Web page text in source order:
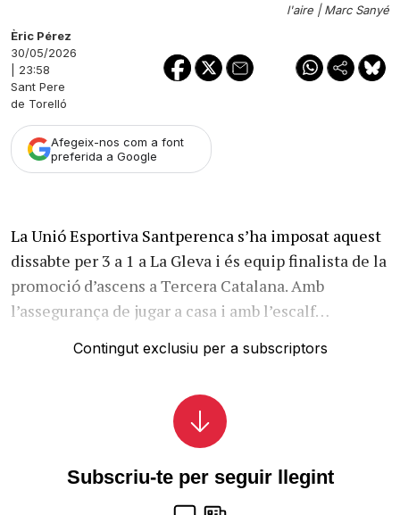
l'aire |Marc Sanyé
Èric Pérez
30/05/2026
| 23:58
Sant Pere
de Torelló
Afegeix-nos com a font
preferida a Google
La Unió Esportiva Santperenca s’ha imposat aquest
dissabte per 3 a 1 a La Gleva i és equip finalista de la
promoció d’ascens a Tercera Catalana. Amb
l’assegurança de jugar a casa i amb l’escalf…
Contingut exclusiu per a subscriptors